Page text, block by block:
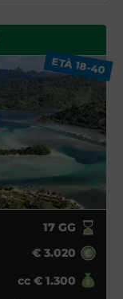
ETÀ 18-40
17GG
€ 3.020
cc € 1.300